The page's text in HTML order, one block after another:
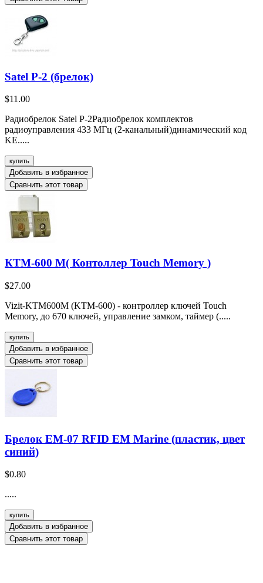
Satel P-2 (брелок)
$11.00
Радиобрелок Satel P-2Радиобрелок комплектов
радиоуправления 433 МГц (2-канальный)динамический код
KE.....
купить
Добавить в избранное
Сравнить этот товар
КТМ-600 М( Контоллер Touch Memory )
$27.00
Vizit-KTM600M (KTM-600) - контроллер ключей Touch
Memory, до 670 ключей, управление замком, таймер (.....
купить
Добавить в избранное
Сравнить этот товар
Брелок EM-07 RFID EM Marine (пластик, цвет
синий)
$0.80
.....
купить
Добавить в избранное
Сравнить этот товар